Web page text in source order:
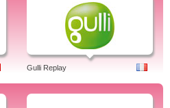
Gulli Replay